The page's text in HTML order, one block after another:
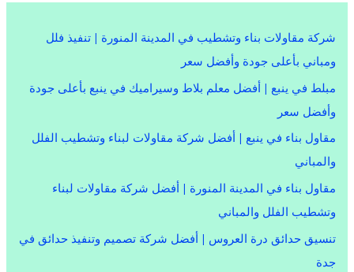
شركة مقاولات بناء وتشطيب في المدينة المنورة | تنفيذ فلل
ومباني بأعلى جودة وأفضل سعر
مبلط في ينبع | أفضل معلم بلاط وسيراميك في ينبع بأعلى جودة
وأفضل سعر
مقاول بناء في ينبع | أفضل شركة مقاولات لبناء وتشطيب الفلل
والمباني
مقاول بناء في المدينة المنورة | أفضل شركة مقاولات لبناء
وتشطيب الفلل والمباني
تنسيق حدائق درة العروس | أفضل شركة تصميم وتنفيذ حدائق في
جدة